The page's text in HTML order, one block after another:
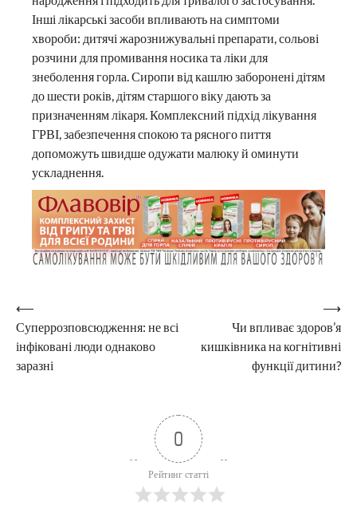
Інші лікарські засоби впливають на симптоми
хвороби: дитячі жарознижувальні препарати, сольові
розчини для промивання носика та ліки для
знеболення горла. Сиропи від кашлю заборонені дітям
до шести років, дітям старшого віку дають за
призначенням лікаря. Комплексний підхід лікування
ГРВІ, забезпечення спокою та рясного пиття
допоможуть швидше одужати малюку й оминути
ускладнення.
Навігація
записів
⟵
Суперрозповсюдження: не всі
інфіковані люди однаково
заразні
Чи впливає здоров’я
кишківника на когнітивні
функції дитини?
⟶
0
Рейтинг статті